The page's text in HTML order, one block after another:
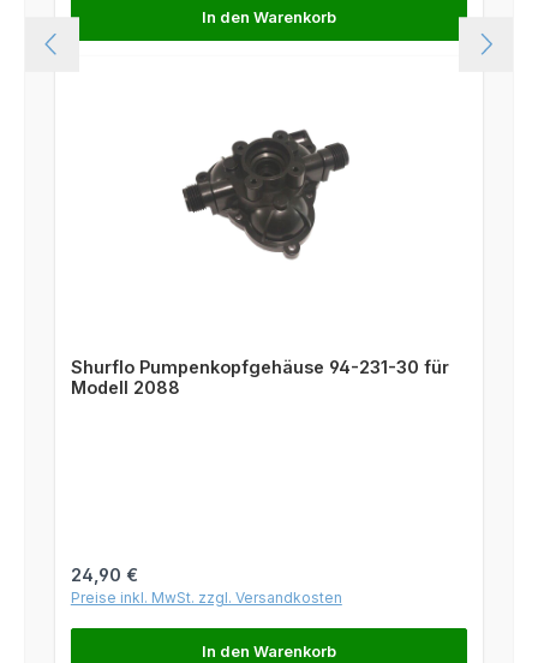
In den Warenkorb
Shurflo Pumpenkopfgehäuse 94-231-30 für
Modell 2088
Regulärer Preis:
24,90 €
Preise inkl. MwSt. zzgl. Versandkosten
In den Warenkorb